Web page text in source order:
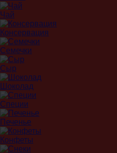
Чай
Консервация
Семечки
Сыр
Шоколад
Специи
Печенье
Конфеты